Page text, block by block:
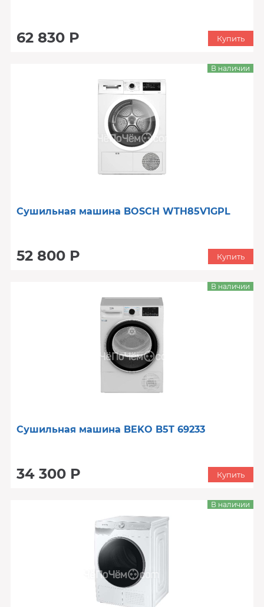
62 830 Р Купить
Сушильная машина BOSCH WTH85V1GPL
52 800 Р
В наличии
Купить
Сушильная машина BEKO B5T 69233
34 300 Р
В наличии
Купить
В наличии